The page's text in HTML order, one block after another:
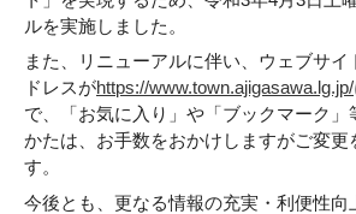
ルを実施しました。
また、リニューアルに伴い、ウェブサ
ドレスがhttps://www.town.ajigasawa.lg.jp/
で、「お気に入り」や「ブックマーク」
かたは、お手数をおかけしますがご変更
す。
今後とも、更なる情報の充実・利便性向